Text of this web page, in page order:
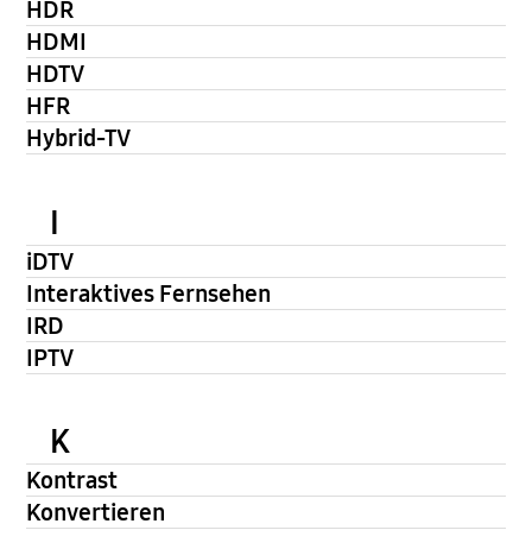
HDR
HDMI
HDTV
HFR
Hybrid-TV
I
iDTV
Interaktives Fernsehen
IRD
IPTV
K
Kontrast
Konvertieren